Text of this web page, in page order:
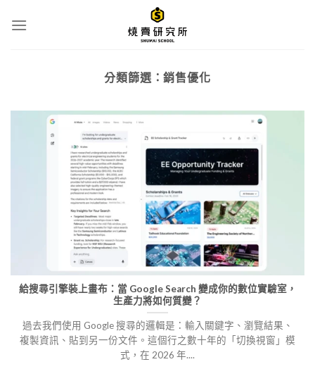
分類篩選：銷售優化
給搜尋引擎裝上畫布：當 Google Search 變成你的數位實驗室，
生產力將如何質變？
過去我們使用 Google 搜尋的邏輯是：輸入關鍵字、瀏覽結果、
複製資訊、貼到另一份文件。這個行之數十年的「切換視窗」模
式，在 2026 年....